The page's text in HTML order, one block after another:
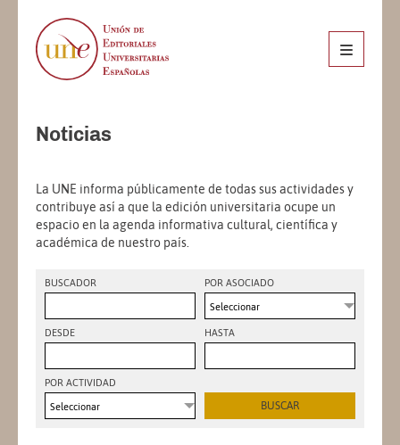
Noticias
La UNE informa públicamente de todas sus actividades y
contribuye así a que la edición universitaria ocupe un
espacio en la agenda informativa cultural, científica y
académica de nuestro país.
BUSCADOR POR ASOCIADO
Seleccionar
DESDE HASTA
POR ACTIVIDAD
Seleccionar